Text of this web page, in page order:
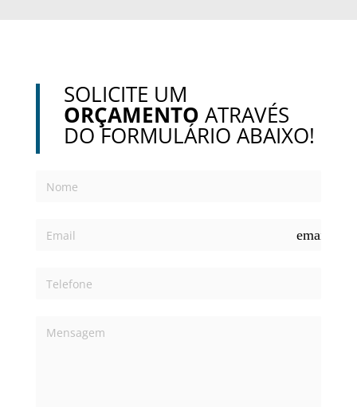
SOLICITE UM
ORÇAMENTO ATRAVÉS
DO FORMULÁRIO ABAIXO!
email